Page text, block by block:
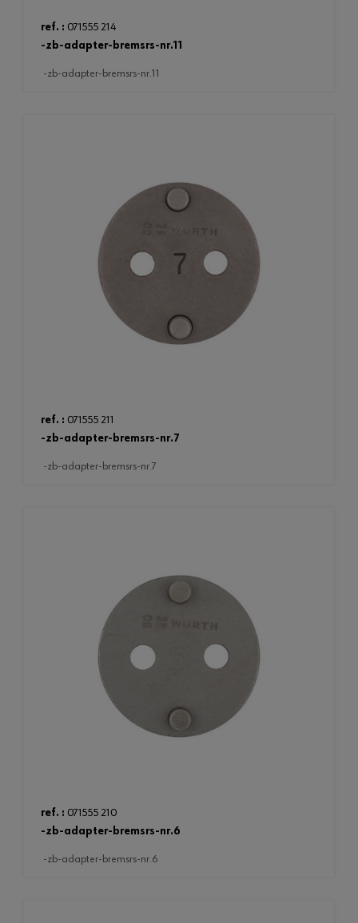
ref. : 071555 214
-zb-adapter-bremsrs-nr.11
-zb-adapter-bremsrs-nr.11
ref. : 071555 211
-zb-adapter-bremsrs-nr.7
-zb-adapter-bremsrs-nr.7
ref. : 071555 210
-zb-adapter-bremsrs-nr.6
-zb-adapter-bremsrs-nr.6